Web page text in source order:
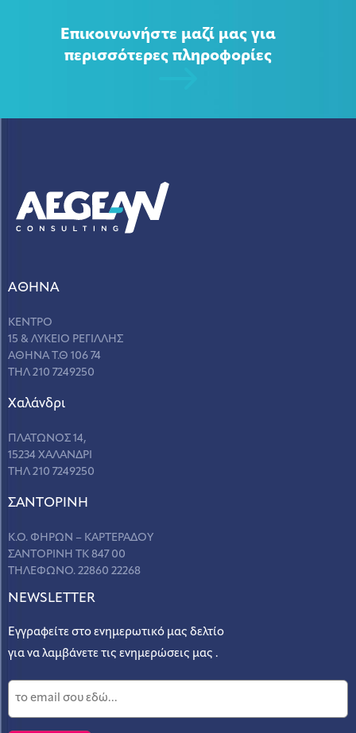
Επικοινωνήστε μαζί μας για
περισσότερες πληροφορίες
ΑΘΗΝΑ
ΚΕΝΤΡΟ
15 & ΛΥΚΕΙΟ ΡΕΓΙΛΛΗΣ
ΑΘΗΝΑ Τ.Θ 106 74
ΤΗΛ 210 7249250
Χαλάνδρι
ΠΛΑΤΩΝΟΣ 14,
15234 ΧΑΛΑΝΔΡΙ
ΤΗΛ 210 7249250
ΣANΤΟΡΙΝΗ
Κ.Ο. ΦΗΡΩΝ – ΚΑΡΤΕΡΑΔΟΥ
ΣΑΝΤΟΡΙΝΗ ΤΚ 847 00
ΤΗΛΕΦΩΝΟ. 22860 22268
NEWSLETTER
Εγγραφείτε στο ενημερωτικό μας δελτίο
για να λαμβάνετε τις ενημερώσεις μας .